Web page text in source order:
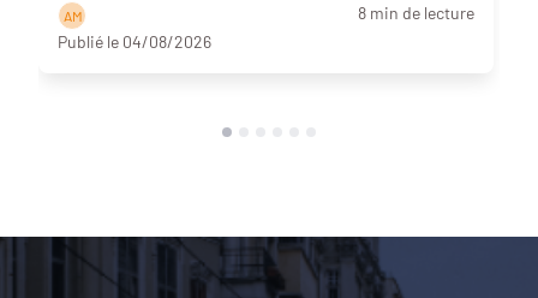
A M
8 min de lecture
Publié le 04/08/2026